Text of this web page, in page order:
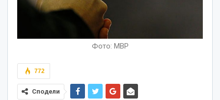
Фото: МВР
772
Сподели